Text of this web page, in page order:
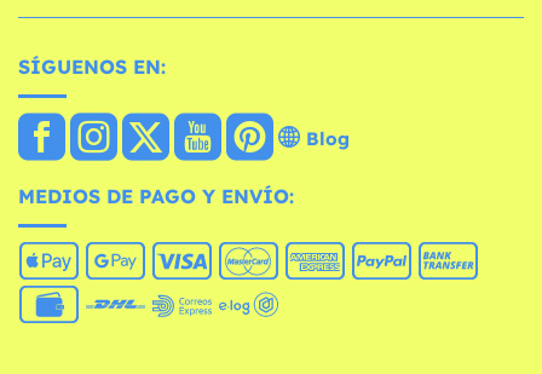
SÍGUENOS EN:
Blog
MEDIOS DE PAGO Y ENVÍO: